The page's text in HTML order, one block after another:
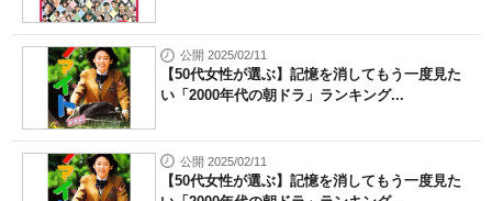
公開 2025/02/11
【50代女性が選ぶ】記憶を消してもう一度見た
い「2000年代の朝ドラ」ランキング...
公開 2025/02/11
【50代女性が選ぶ】記憶を消してもう一度見た